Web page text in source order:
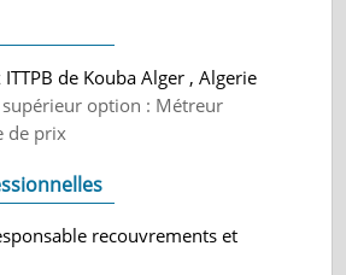
de Kouba Alger , Algerie
option : Métreur
de prix
recouvrements et